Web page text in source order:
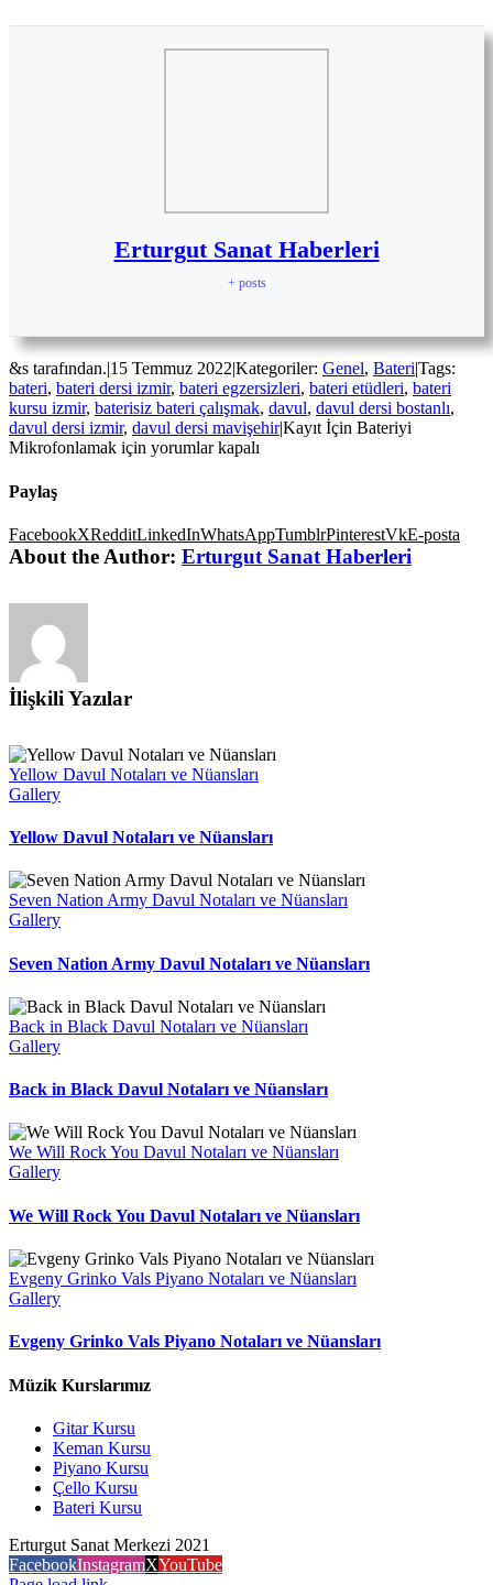
Erturgut Sanat Haberleri
+ posts
&s tarafından.|15 Temmuz 2022|Kategoriler: Genel, Bateri|Tags:
bateri, bateri dersi izmir, bateri egzersizleri, bateri etüdleri, bateri
kursu izmir, baterisiz bateri çalışmak, davul, davul dersi bostanlı,
davul dersi izmir, davul dersi mavişehir|Kayıt İçin Bateriyi
Mikrofonlamak için yorumlar kapalı
Paylaş
FacebookXRedditLinkedInWhatsAppTumblrPinterestVkE-posta
About the Author: Erturgut Sanat Haberleri
İlişkili Yazılar
Yellow Davul Notaları ve Nüansları
Gallery
Yellow Davul Notaları ve Nüansları
Seven Nation Army Davul Notaları ve Nüansları
Gallery
Seven Nation Army Davul Notaları ve Nüansları
Back in Black Davul Notaları ve Nüansları
Gallery
Back in Black Davul Notaları ve Nüansları
We Will Rock You Davul Notaları ve Nüansları
Gallery
We Will Rock You Davul Notaları ve Nüansları
Evgeny Grinko Vals Piyano Notaları ve Nüansları
Gallery
Evgeny Grinko Vals Piyano Notaları ve Nüansları
Müzik Kurslarımız
Gitar Kursu
Keman Kursu
Piyano Kursu
Çello Kursu
Bateri Kursu
Erturgut Sanat Merkezi 2021
FacebookInstagramXYouTube